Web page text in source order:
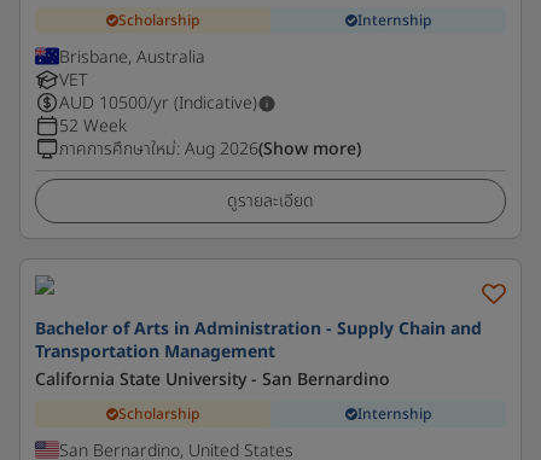
Scholarship Internship
Brisbane, Australia
VET
AUD 10500/yr (Indicative)
52 Week
ภาคการศึกษาใหม่:Aug 2026(Show more)
ดูรายละเอียด
Bachelor of Arts in Administration - Supply Chain and
Transportation Management
California State University - San Bernardino
Scholarship Internship
San Bernardino, United States